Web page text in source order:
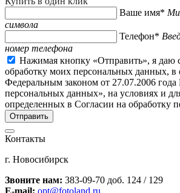
Ваше имя*
символа
Телефон*
номер телефона
Нажимая кнопку «Отправить», я даю
обработку моих персональных данных, в
Федеральным законом от 27.07.2006
персональных данных», на условиях и
определенных в Согласии на обработку
Контакты
г. Новосибирск
Звоните нам: 383-09-70 доб. 124 / 129
E-mail: opt@fotoland.ru